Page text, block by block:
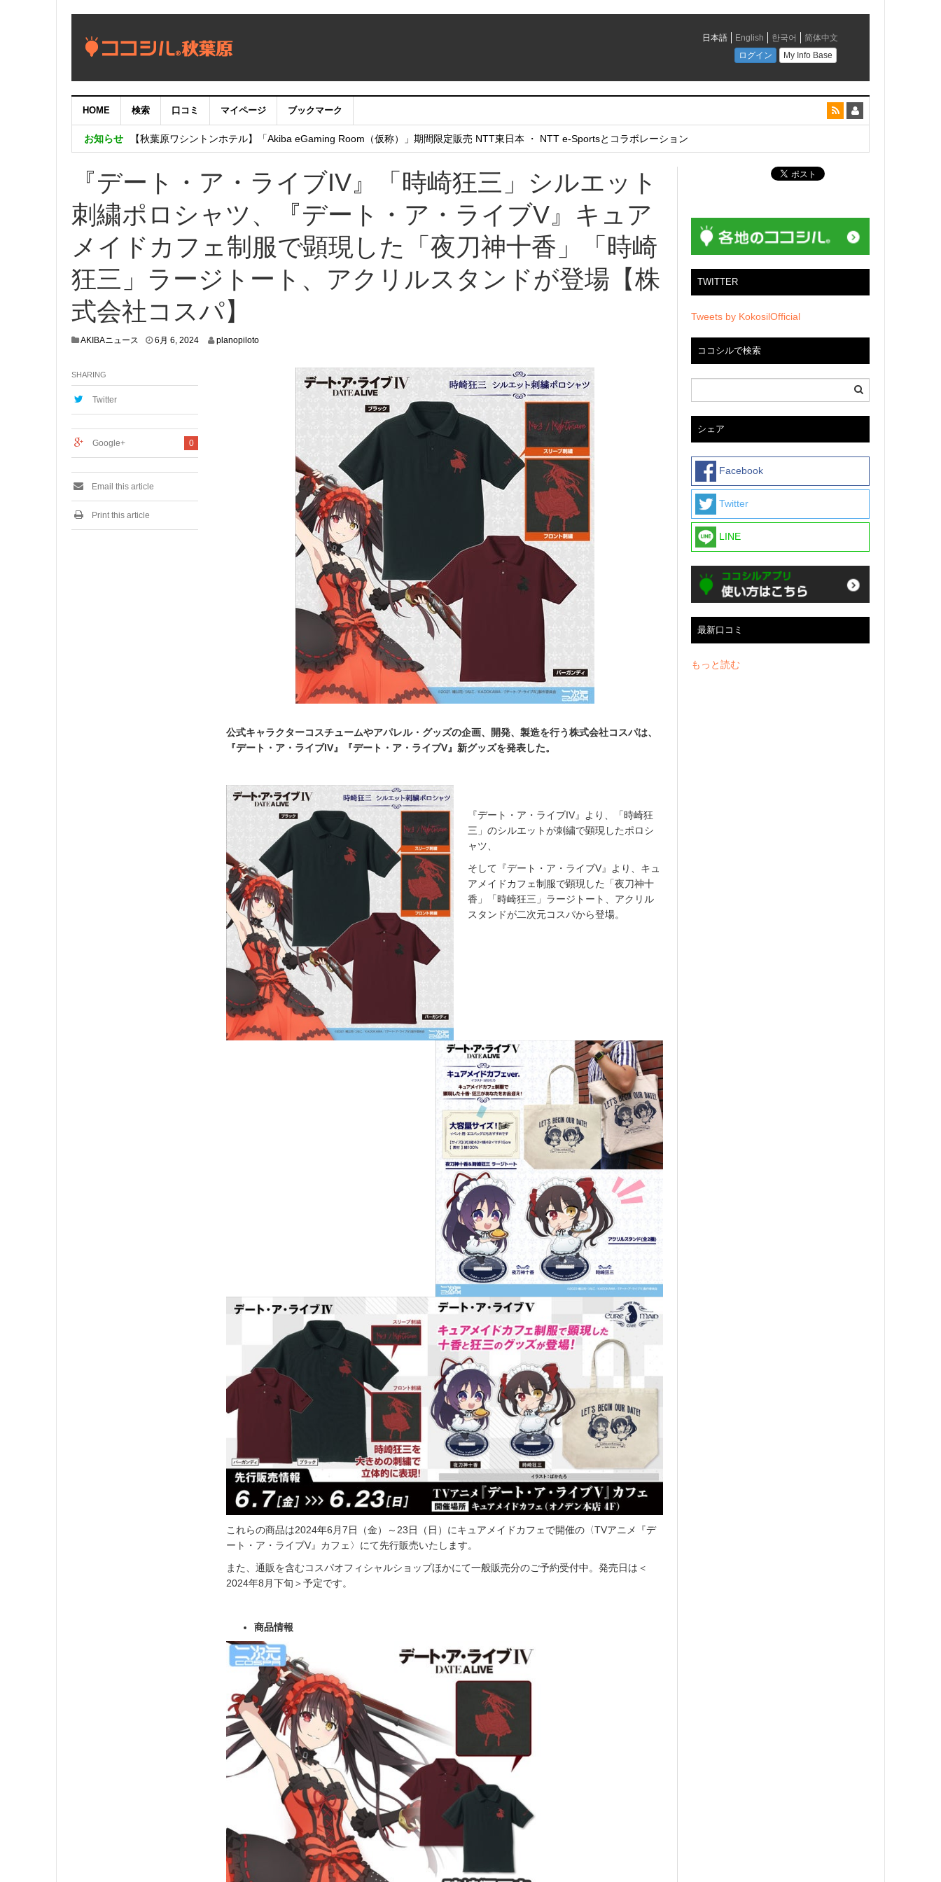
HOME 検索 口コミ マイページ ブックマーク
お知らせ
【重要：9月5日（火）22時】ココシル：アカウントサービス移行のお知らせ
【秋葉原ワシントンホテル】「Akiba eGaming Room（仮称）」期間限定販売 NTT東日本 ・ NTT e-Sportsとコラボレーション
『デート・ア・ライブIV』「時崎狂三」シルエット
刺繍ポロシャツ、『デート・ア・ライブV』キュア
メイドカフェ制服で顕現した「夜刀神十香」「時崎
狂三」ラージトート、アクリルスタンドが登場【株
式会社コスパ】
AKIBAニュース 6月 6, 20245
planopiloto
公式キャラクターコスチュームやアパレル・グッズの企画、開発、製造を行う株式会社コスパは、
『デート・ア・ライブIV』『デート・ア・ライブV』新グッズを発表した。
『デート・ア・ライブIV』より、「時崎狂
三」のシルエットが刺繍で顕現したポロシ
ャツ、
そして『デート・ア・ライブV』より、キュ
アメイドカフェ制服で顕現した「夜刀神十
香」「時崎狂三」ラージトート、アクリル
スタンドが二次元コスパから登場。
これらの商品は2024年6月7日（金）～23日（日）にキュアメイドカフェで開催の〈TVアニメ『デ
ート・ア・ライブV』カフェ〉にて先行販売いたします。
また、通販を含むコスパオフィシャルショップほかにて一般販売分のご予約受付中。発売日は＜
2024年8月下旬＞予定です。
商品情報
SHARING
Twitter
0
Google+
Email this article
Print this article
TWITTER
Tweets by KokosilOfficial
ココシルで検索
シェア
Facebook
Twitter
LINE
最新口コミ
もっと読む